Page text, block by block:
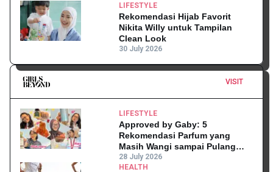
LIFESTYLE
Rekomendasi Hijab Favorit
Nikita Willy untuk Tampilan
Clean Look
30 July 2026
VISIT
LIFESTYLE
Approved by Gaby: 5
Rekomendasi Parfum yang
Masih Wangi sampai Pulang
Kantor
28 July 2026
HEALTH